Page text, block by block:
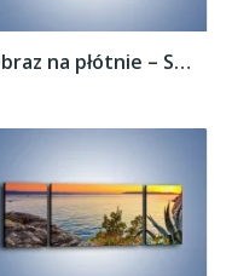
Obraz na płótnie – Spokojna tafla wody –...